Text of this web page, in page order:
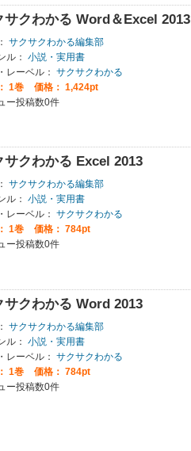
サクわかる Word＆Excel 2013
サクサクわかる編集部
ル： 小説・実用書
レーベル： サクサクわかる
1巻
価格： 1,424pt
ー投稿数0件
サクわかる Excel 2013
サクサクわかる編集部
ル： 小説・実用書
レーベル： サクサクわかる
1巻
価格： 784pt
ー投稿数0件
サクわかる Word 2013
サクサクわかる編集部
ル： 小説・実用書
レーベル： サクサクわかる
1巻
価格： 784pt
ー投稿数0件